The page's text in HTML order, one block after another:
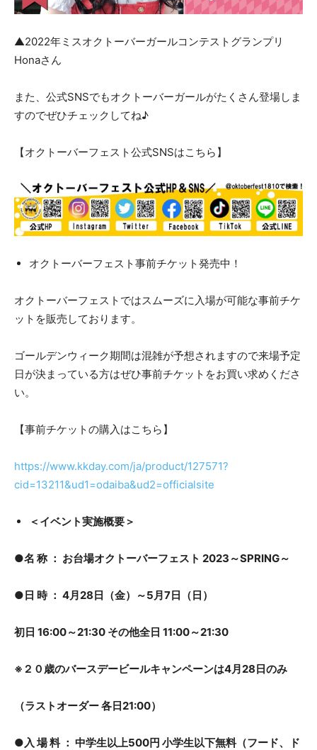
▲2022年ミスオクトーバーガールコンテストグランプリ
Honaさん
また、公式SNSでもオクトーバーガールがたくさん登場しま
すのでぜひチェックしてね♪
【オクトーバーフェスト公式SNSはこちら】
オクトーバーフェスト事前チケット発売中！
オクトーバーフェストではスムーズに入場が可能な事前チケ
ットを販売しております。
ゴールデンウィーク期間は混雑が予想されますので来場予定
日が決まっている方はぜひ事前チケットをお買い求めくださ
い。
【事前チケットの購入はこちら】
https://www.kkday.com/ja/product/127571?
cid=13211&ud1=odaiba&ud2=officialsite
＜イベント実施概要＞
●名 称 ： お台場オクトーバーフェスト 2023～SPRING～
●日 時 ： 4月28日（金）～5月7日（日）
初日 16:00～21:30 その他全日 11:00～21:30
※２０歳のバースデービールキャンペーンは4月28日のみ
（ラストオーダー 各日21:00）
●入 場 料 ： 中学生以上500円 小学生以下無料（フード、ド